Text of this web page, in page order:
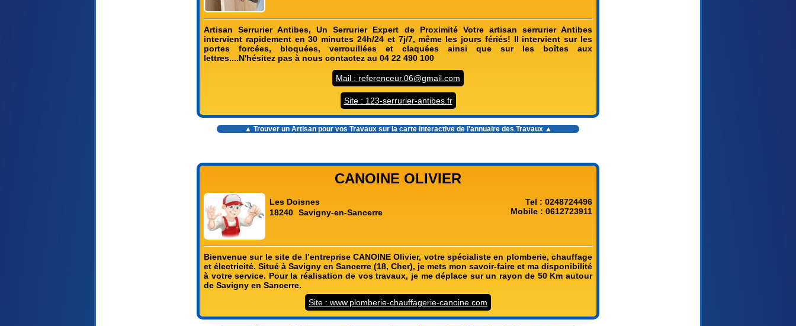
Artisan Serrurier Antibes, Un Serrurier Expert de Proximité Votre artisan serrurier Antibes
intervient rapidement en 30 minutes 24h/24 et 7j/7, même les jours fériés! Il intervient sur les
portes forcées, bloquées, verrouillées et claquées ainsi que sur les boîtes aux
lettres....N'hésitez pas à nous contactez au 04 22 490 100
Mail : referenceur.06@gmail.com
Site : 123-serrurier-antibes.fr
▲ Trouver un Artisan pour vos Travaux sur la carte interactive de l'annuaire des Travaux▲
CANOINE OLIVIER
Les Doisnes
18240 Savigny-en-Sancerre
Tel : 0248724496
Mobile : 0612723911
Bienvenue sur le site de l’entreprise CANOINE Olivier, votre spécialiste en plomberie, chauffage
et électricité. Situé à Savigny en Sancerre (18, Cher), je mets mon savoir-faire et ma disponibilité
à votre service. Pour la réalisation de vos travaux, je me déplace sur un rayon de 50 Km autour
de Savigny en Sancerre.
Site : www.plomberie-chauffagerie-canoine.com